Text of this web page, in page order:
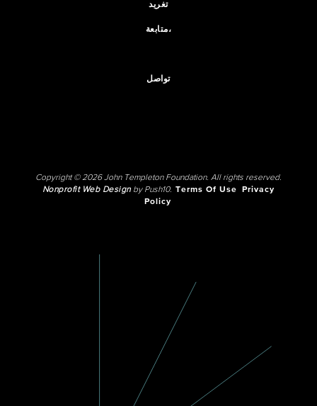
تغريد
متابعة،
تواصل
Copyright © 2026 John Templeton Foundation. All rights reserved.
Nonprofit Web Designby Push10. Terms Of Use
Privacy
Policy